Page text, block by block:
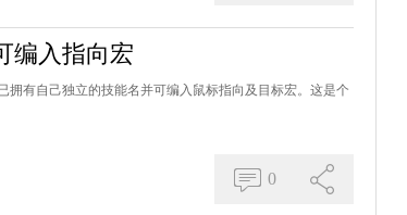
编入指向宏
拥有自己独立的技能名并可编入鼠标指向及目标宏。这是个
0